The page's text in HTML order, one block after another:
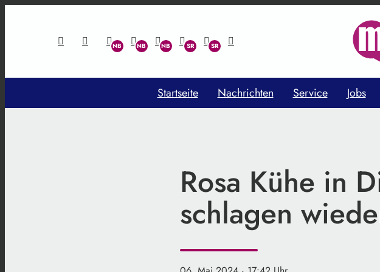
Startseite Nachrichten Service Jobs
Rosa Kühe in
schlagen